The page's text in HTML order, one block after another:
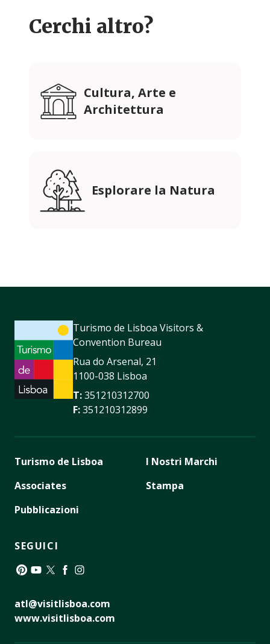
Cerchi altro?
Cultura, Arte e
Architettura
Esplorare la Natura
Turismo de Lisboa Visitors &
Convention Bureau
Rua do Arsenal, 21
1100-038 Lisboa
T:351210312700
F:351210312899
Turismo de Lisboa
Associates
Pubblicazioni
I Nostri Marchi
Stampa
SEGUICI
atl@visitlisboa.com
www.visitlisboa.com